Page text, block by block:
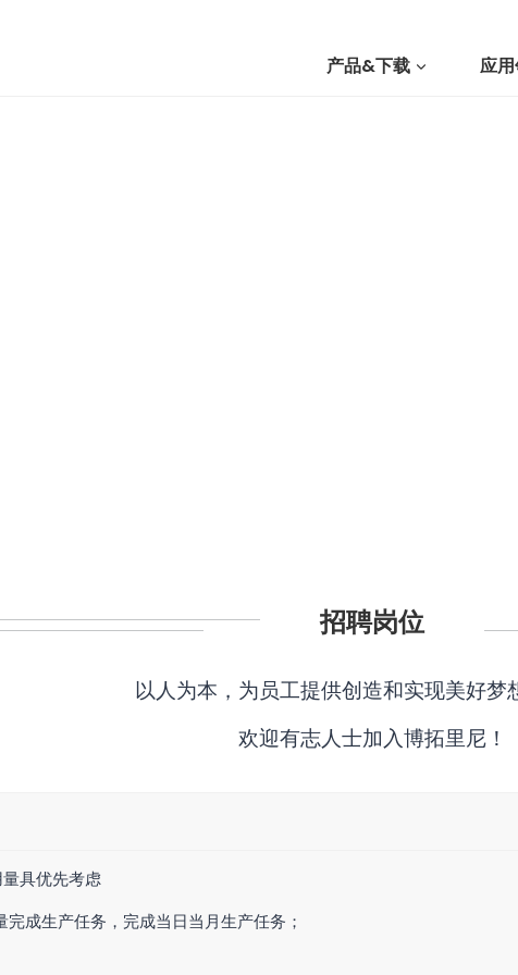
以下方式联系我们
产品&下载 应
招聘岗位
以人为本，为员工提供创造和实现美好梦
欢迎有志人士加入博拓里尼！
具优先考虑
成生产任务，完成当日当月生产任务；